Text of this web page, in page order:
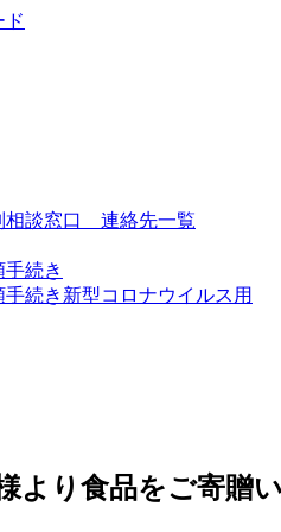
ド
相談窓口 連絡先一覧
続き
続き新型コロナウイルス用
より食品をご寄贈